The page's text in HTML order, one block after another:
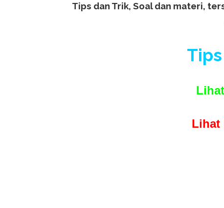
Tips dan Trik, Soal dan materi,
Lihat